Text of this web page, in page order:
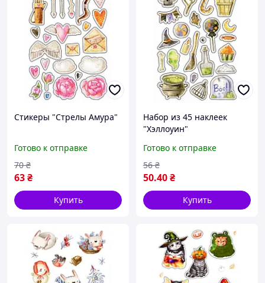
Стикеры "Стрелы Амура"
Готово к отправке
63₴
70 ₴
Купить
Набор из 45 наклеек
"Хэллоуин"
Готово к отправке
50.40₴
56 ₴
Купить